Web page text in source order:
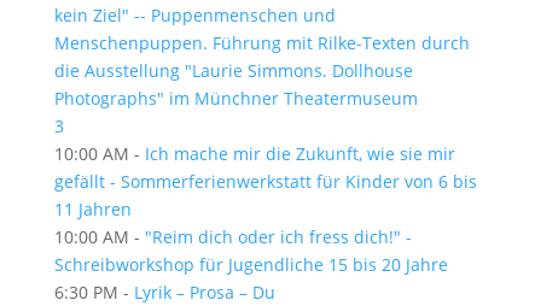
kein Ziel" -- Puppenmenschen und
Menschenpuppen. Führung mit Rilke-Texten durch
die Ausstellung "Laurie Simmons. Dollhouse
Photographs" im Münchner Theatermuseum
3
10:00 AM - Ich mache mir die Zukunft, wie sie mir
gefällt - Sommerferienwerkstatt für Kinder von 6 bis
11 Jahren
10:00 AM - "Reim dich oder ich fress dich!" -
Schreibworkshop für Jugendliche 15 bis 20 Jahre
6:30 PM - Lyrik – Prosa – Du